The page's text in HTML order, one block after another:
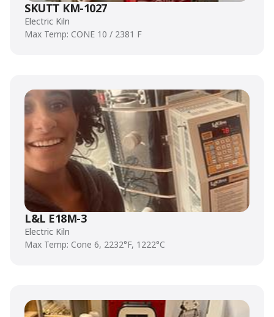
SKUTT KM-1027
Electric Kiln
Max Temp: CONE 10 / 2381 F
L&L E18M-3
Electric Kiln
Max Temp: Cone 6, 2232°F, 1222°C